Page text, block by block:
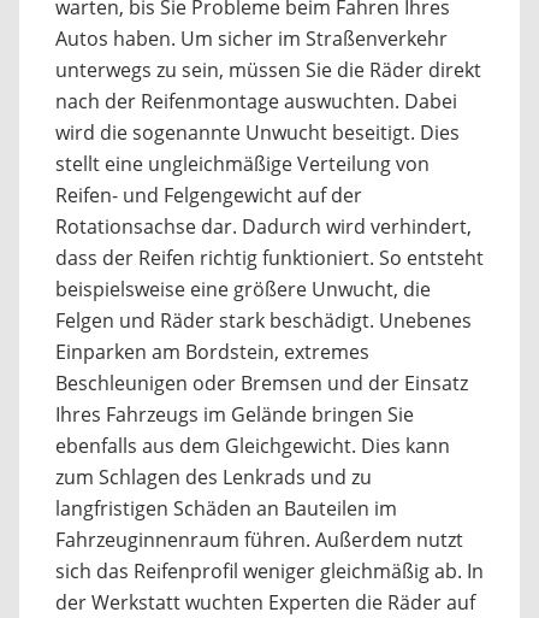
warten, bis Sie Probleme beim Fahren Ihres
Autos haben. Um sicher im Straßenverkehr
unterwegs zu sein, müssen Sie die Räder direkt
nach der Reifenmontage auswuchten. Dabei
wird die sogenannte Unwucht beseitigt. Dies
stellt eine ungleichmäßige Verteilung von
Reifen- und Felgengewicht auf der
Rotationsachse dar. Dadurch wird verhindert,
dass der Reifen richtig funktioniert. So entsteht
beispielsweise eine größere Unwucht, die
Felgen und Räder stark beschädigt. Unebenes
Einparken am Bordstein, extremes
Beschleunigen oder Bremsen und der Einsatz
Ihres Fahrzeugs im Gelände bringen Sie
ebenfalls aus dem Gleichgewicht. Dies kann
zum Schlagen des Lenkrads und zu
langfristigen Schäden an Bauteilen im
Fahrzeuginnenraum führen. Außerdem nutzt
sich das Reifenprofil weniger gleichmäßig ab. In
der Werkstatt wuchten Experten die Räder auf